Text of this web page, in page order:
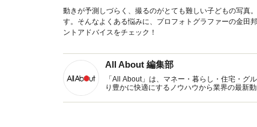
動きが予測しづらく、撮るのがとても難しい子どもの写真
す。そんなよくある悩みに、プロフォトグラファーの金田
ントアドバイスをチェック！
All About 編集部
「All About」は、マネー・暮らし・住宅・グ
り豊かに快適にするノウハウから業界の最新